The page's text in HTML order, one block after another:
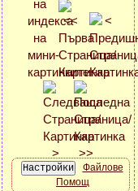
Файлове
Помощ